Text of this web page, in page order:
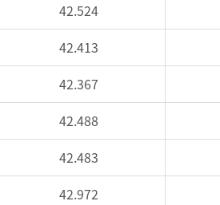
42.524
42.413
42.367
42.488
42.483
42.972